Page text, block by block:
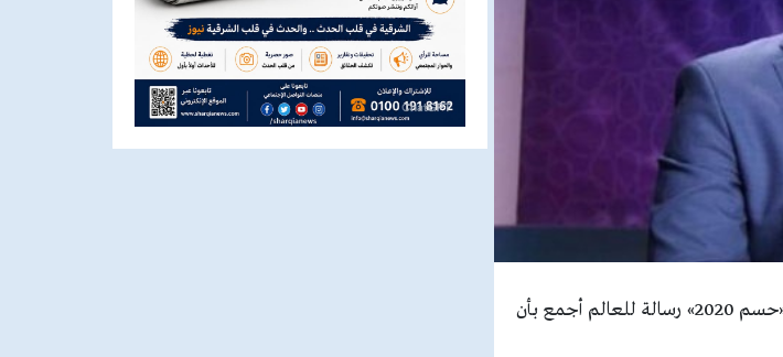
قال الدكتور محمد الباز رئيس مجلسي إدارة وتحرير جريدة «الدستور» إن مناورة «حسم 2020» رسالة للعالم أجمع بأن